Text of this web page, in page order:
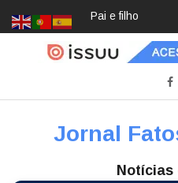
Pai e filho
Jornal
Notícias